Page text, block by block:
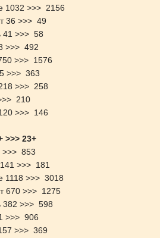
1032 >>> 2156
36 >>> 49
41 >>> 58
>>> 492
>>> 1576
>>> 363
>>> 258
210
>>> 146
>>> 23+
>>> 853
>>> 181
1118 >>> 3018
670 >>> 1275
382 >>> 598
>>> 906
>>> 369